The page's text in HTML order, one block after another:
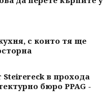
с които тя ще
Steirereck в прохода
бюро PPAG -